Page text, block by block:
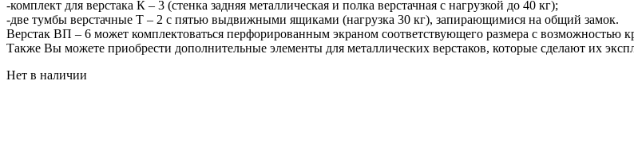
-комплект для верстака К – 3 (стенка задняя металлическая и полка верстачная с нагрузкой до 40 кг);
-две тумбы верстачные Т – 2 с пятью выдвижными ящиками (нагрузка 30 кг), запирающимися на общий замок.
Верстак ВП – 6 может комплектоваться перфорированным экраном соответствующего размера с возможностью
Также Вы можете приобрести дополнительные элементы для металлических верстаков, которые сделают их
Нет в наличии